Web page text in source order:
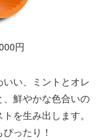
円
い、ミントとオレ
鮮やかな色合いの
を生み出します。
ったり！